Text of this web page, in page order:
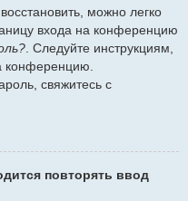
можно легко
входа на конференцию
. Следуйте инструкциям,
конференцию.
свяжитесь с
повторять ввод